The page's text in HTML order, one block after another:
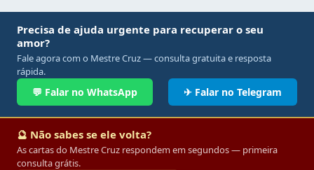
Precisa de ajuda urgente para recuperar o seu
amor?
Fale agora com o Mestre Cruz — consulta gratuita e resposta
rápida.
💬 Falar no WhatsApp ✈ Falar no Telegram
🔮 Não sabes se ele volta?
As cartas do Mestre Cruz respondem em segundos — primeira
consulta grátis.